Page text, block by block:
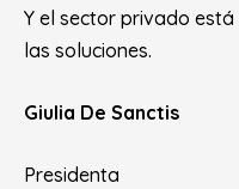
Y el sector privado
las soluciones.
Giulia De Sanctis
Presidenta